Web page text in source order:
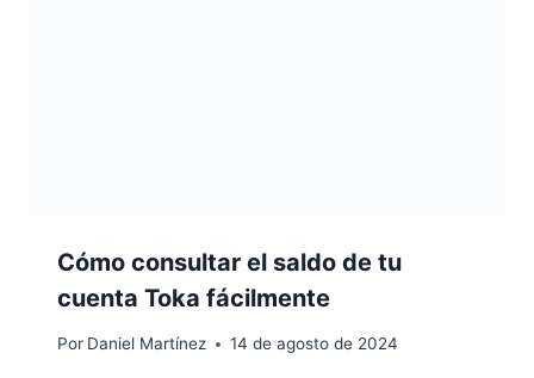
Cómo consultar el saldo de tu
cuenta Toka fácilmente
Por Daniel Martínez 14 de agosto de 2024